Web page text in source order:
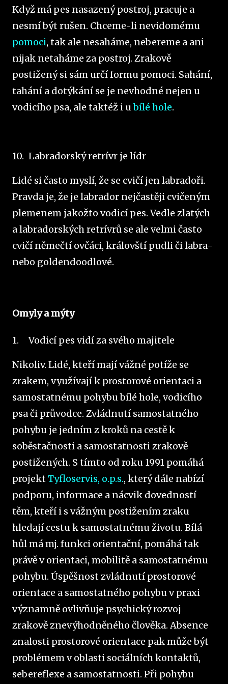
Když má pes nasazený postroj, pracuje a
nesmí být rušen. Chceme-li nevidomému
pomoci, tak ale nesaháme, nebereme a ani
nijak netaháme za postroj. Zrakově
postižený si sám určí formu pomoci. Sahání,
tahání a dotýkání se je nevhodné nejen u
vodicího psa, ale taktéž i ubílé hole.
10. Labradorský retrívr je lídr
Lidé si často myslí, že se cvičí jen labradoři.
Pravda je, že je labrador nejčastěji cvičeným
plemenem jakožto vodicí pes. Vedle zlatých
a labradorských retrívrů se ale velmi často
cvičí němečtí ovčáci, královští pudli či labra-
nebo goldendoodlové.
Omyly a mýty
1. Vodicí pes vidí za svého majitele
Nikoliv. Lidé, kteří mají vážné potíže se
zrakem, využívají k prostorové orientaci a
samostatnému pohybu bílé hole, vodicího
psa či průvodce. Zvládnutí samostatného
pohybu je jedním z kroků na cestě k
soběstačnosti a samostatnosti zrakově
postižených. S tímto od roku 1991 pomáhá
projektTyfloservis, o.p.s., který dále nabízí
podporu, informace a nácvik dovedností
těm, kteří i s vážným postižením zraku
hledají cestu k samostatnému životu. Bílá
hůl má mj. funkci orientační, pomáhá tak
právě v orientaci, mobilitě a samostatnému
pohybu. Úspěšnost zvládnutí prostorové
orientace a samostatného pohybu v praxi
významně ovlivňuje psychický rozvoj
zrakově znevýhodněného člověka. Absence
znalosti prostorové orientace pak může být
problémem v oblasti sociálních kontaktů,
sebereflexe a samostatnosti. Při pohybu